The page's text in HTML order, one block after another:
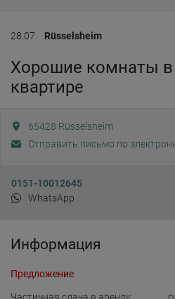
28.07. Rüsselsheim
Хорошие комнаты в
квартире
65428 Rüsselsheim
Отправить письмо по
0151-10012645
WhatsApp
Информация
Предложение